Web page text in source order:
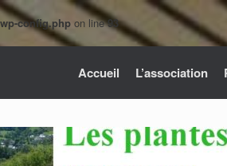
config.php on line93
Accueil L’association